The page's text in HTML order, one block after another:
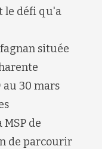
le défi qu'a
située
30 mars
de
de parcourir